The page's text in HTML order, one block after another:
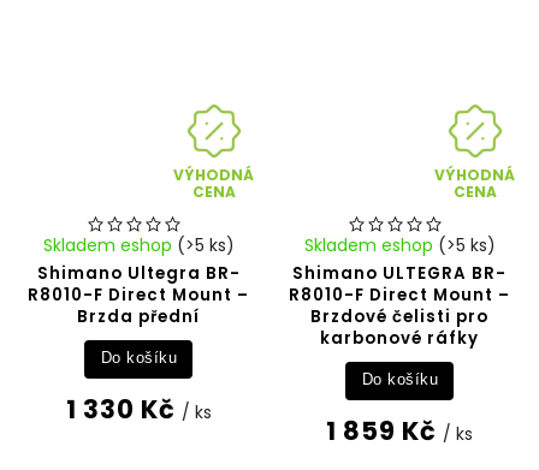
VÝHODNÁ
CENA
Shimano Ultegra BR-
R8010-F Direct Mount –
Brzda přední
Skladem eshop (>5 ks)
1 330 Kč / ks
Do košíku
VÝHODNÁ
CENA
Shimano ULTEGRA BR-
R8010-F Direct Mount –
Brzdové čelisti pro
karbonové ráfky
Skladem eshop (>5 ks)
1 859 Kč / ks
Do košíku